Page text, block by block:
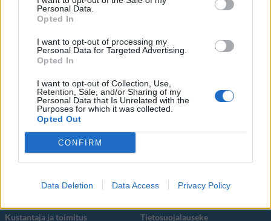
Personal Data.
Opted In
I want to opt-out of processing my
Personal Data for Targeted Advertising.
Opted In
I want to opt-out of Collection, Use,
Retention, Sale, and/or Sharing of my
Personal Data that Is Unrelated with the
Purposes for which it was collected.
Opted Out
CONFIRM
Data Deletion Data Access Privacy Policy
Lifestyle
Koti & Asuminen
Viihde
StaraTV
Autot
Elokuvat
Some
YouTube
Instagram
Twitter
Kustantaja ja toimitus Tietosuojalauseke